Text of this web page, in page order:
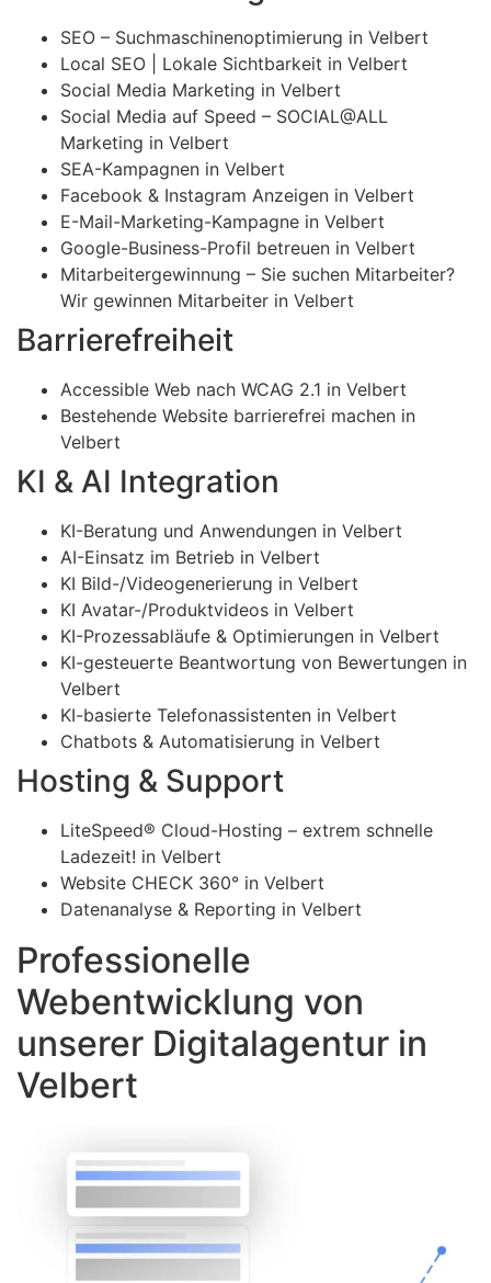
SEO – Suchmaschinenoptimierung in Velbert
Local SEO | Lokale Sichtbarkeit in Velbert
Social Media Marketing in Velbert
Social Media auf Speed – SOCIAL@ALL
Marketing in Velbert
SEA-Kampagnen in Velbert
Facebook & Instagram Anzeigen in Velbert
E-Mail-Marketing-Kampagne in Velbert
Google-Business-Profil betreuen in Velbert
Mitarbeitergewinnung – Sie suchen Mitarbeiter?
Wir gewinnen Mitarbeiter in Velbert
Barrierefreiheit
Accessible Web nach WCAG 2.1 in Velbert
Bestehende Website barrierefrei machen in
Velbert
KI & AI Integration
KI-Beratung und Anwendungen in Velbert
AI-Einsatz im Betrieb in Velbert
KI Bild-/Videogenerierung in Velbert
KI Avatar-/Produktvideos in Velbert
KI-Prozessabläufe & Optimierungen in Velbert
KI-gesteuerte Beantwortung von Bewertungen in
Velbert
KI-basierte Telefonassistenten in Velbert
Chatbots & Automatisierung in Velbert
Hosting & Support
LiteSpeed® Cloud-Hosting – extrem schnelle
Ladezeit! in Velbert
Website CHECK 360° in Velbert
Datenanalyse & Reporting in Velbert
Professionelle
Webentwicklung von
unserer Digitalagentur in
Velbert